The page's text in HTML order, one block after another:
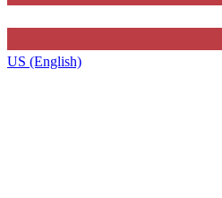
US (English)